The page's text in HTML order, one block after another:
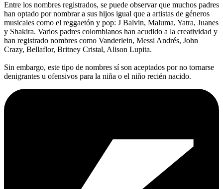
Entre los nombres registrados, se puede observar que muchos padres
han optado por nombrar a sus hijos igual que a artistas de géneros
musicales como el reggaetón y pop: J Balvin, Maluma, Yatra, Juanes
y Shakira. Varios padres colombianos han acudido a la creatividad y
han registrado nombres como Vanderlein, Messi Andrés, John
Crazy, Bellaflor, Britney Cristal, Alison Lupita.
Sin embargo, este tipo de nombres sí son aceptados por no tornarse
denigrantes u ofensivos para la niña o el niño recién nacido.